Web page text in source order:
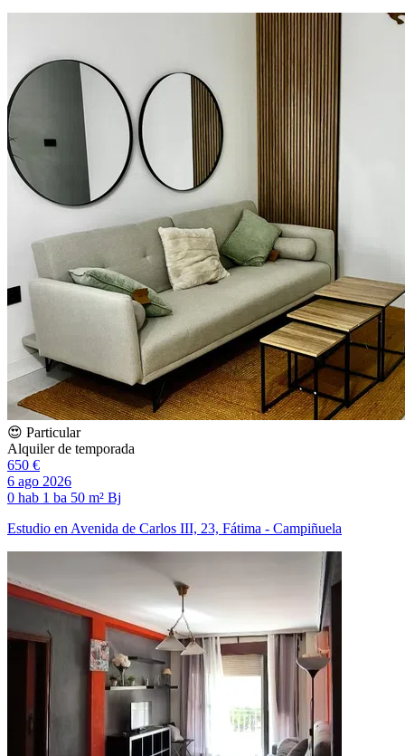
😍 Particular
Alquiler de temporada
650 €
6 ago 2026
0 hab 1 ba 50 m² Bj
Estudio en Avenida de Carlos III, 23, Fátima - Campiñuela